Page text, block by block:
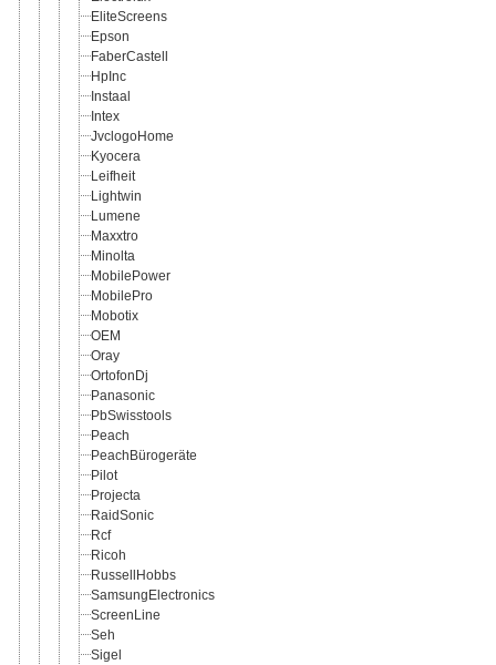
EliteScreens
Epson
FaberCastell
HpInc
Instaal
Intex
JvclogoHome
Kyocera
Leifheit
Lightwin
Lumene
Maxxtro
Minolta
MobilePower
MobilePro
Mobotix
OEM
Oray
OrtofonDj
Panasonic
PbSwisstools
Peach
PeachBürogeräte
Pilot
Projecta
RaidSonic
Rcf
Ricoh
RussellHobbs
SamsungElectronics
ScreenLine
Seh
Sigel